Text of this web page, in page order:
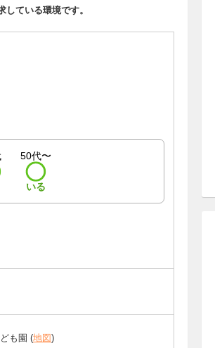
ている環境です。
50代〜
いる
も園 (地図)